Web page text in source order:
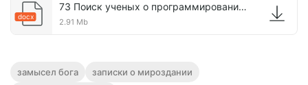
docx
73 Поиск ученых о программировании жизни.docx
2.91 Mb
замысел бога
записки о мироздании